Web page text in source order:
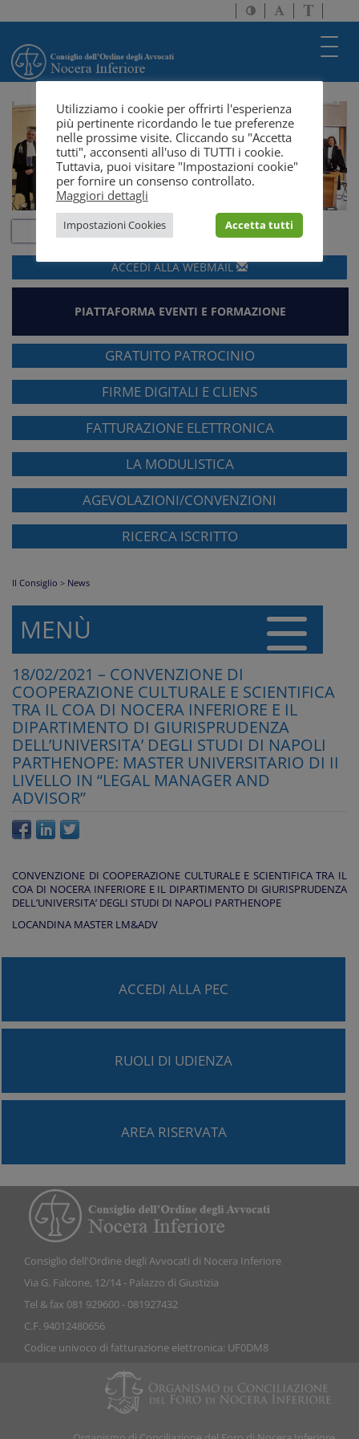
Attiva/disattiva
alto
Attiva/
dimensione
a
solo
ACCEDI ALLA WEBMAIL
PIATTAFORMA EVENTI E FORMAZIONE
GRATUITO PATROCINIO
FIRME DIGITALI E CLIENS
FATTURAZIONE ELETTRONICA
LA MODULISTICA
AGEVOLAZIONI/CONVENZIONI
RICERCA ISCRITTO
Il Consiglio > News
MENÙ
18/02/2021 – CONVENZIONE DI
COOPERAZIONE CULTURALE E SCIENTIFICA
TRA IL COA DI NOCERA INFERIORE E IL
DIPARTIMENTO DI GIURISPRUDENZA
DELL’UNIVERSITA’ DEGLI STUDI DI NAPOLI
PARTHENOPE: MASTER UNIVERSITARIO DI II
LIVELLO IN “LEGAL MANAGER AND
ADVISOR”
CONVENZIONE DI COOPERAZIONE CULTURALE E SCIENTIFICA TRA IL
COA DI NOCERA INFERIORE E IL DIPARTIMENTO DI GIURISPRUDENZA
DELL’UNIVERSITA’ DEGLI STUDI DI NAPOLI PARTHENOPE
LOCANDINA MASTER LM&ADV
ACCEDI ALLA PEC
RUOLI DI UDIENZA
AREA RISERVATA
Consiglio dell'Ordine degli Avvocati di Nocera Inferiore
Via G. Falcone, 12/14 - Palazzo di Giustizia
Tel & fax 081 929600 - 081927432
C.F. 94012480656
Codice univoco di fatturazione elettronica: UF0DM8
Utilizziamo i cookie per offrirti l'esperienza
più pertinente ricordando le tue preferenze
nelle prossime visite. Cliccando su "Accetta
tutti", acconsenti all'uso di TUTTI i cookie.
Tuttavia, puoi visitare "Impostazioni cookie"
per fornire un consenso controllato.
Maggiori dettagli
Impostazioni Cookies Accetta tutti